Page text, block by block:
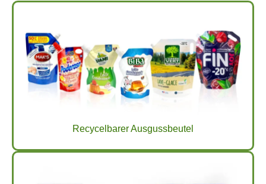
Recycelbarer Ausgussbeutel